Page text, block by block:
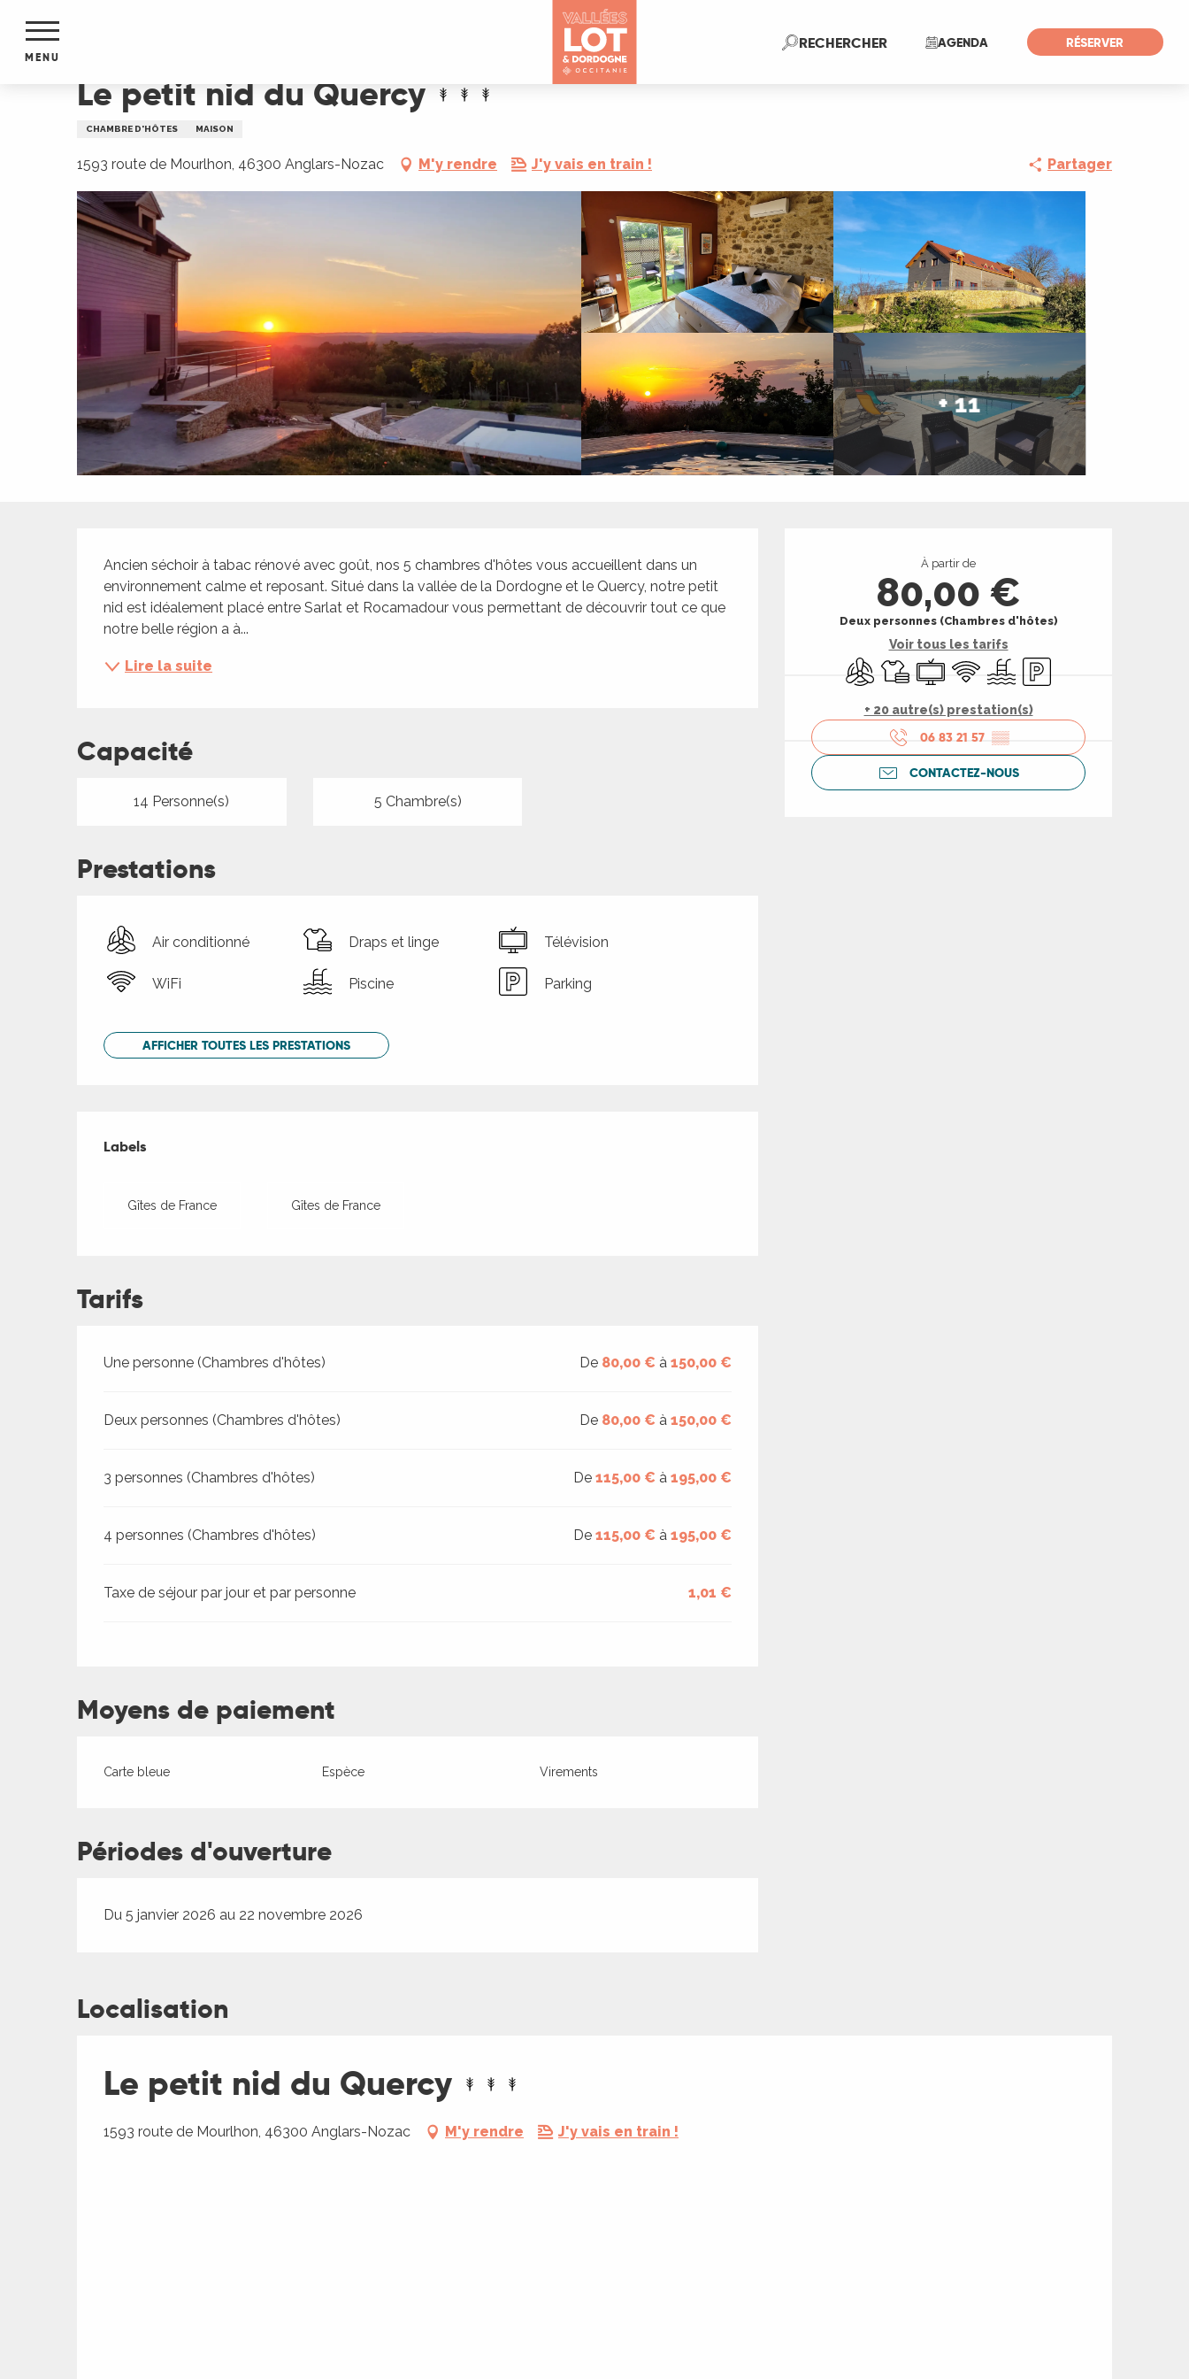
contenu
AGENDA RÉSERVER
RECHERCHERRecherche
MENU
Le petit nid du Quercy
CHAMBRE D'HÔTES MAISON
1593 route de Mourlhon, 46300 Anglars-Nozac M'y rendre J'y vais en train ! Partager
+ 11
Ouverture et
À partir de
80,00 €
Deux personnes (Chambres d'hôtes)
Voir tous les tarifs
Air conditionné
Draps et linge
Télévision
WiFi PiscineParking
+ 20 autre(s) prestation(s)
06 83 21 57 ▒▒
CONTACTEZ-NOUS
Description
Ancien séchoir à tabac rénové avec goût, nos 5 chambres d'hôtes vous accueillent dans un
environnement calme et reposant. Situé dans la vallée de la Dordogne et le Quercy, notre petit
nid est idéalement placé entre Sarlat et Rocamadour vous permettant de découvrir tout ce que
notre belle région a à...
Lire la suite
Capacité
14 Personne(s) 5 Chambre(s)
Prestations
Air conditionné Draps et linge Télévision
WiFi Piscine Parking
AFFICHER TOUTES LES PRESTATIONS
Offres de prestations
Labels
Labels
Gîtes de France Gîtes de France
Tarifs
Tarifs 2026
Une personne (Chambres d'hôtes) De 80,00 € à150,00 €
Deux personnes (Chambres d'hôtes) De 80,00 € à150,00 €
3 personnes (Chambres d'hôtes) De115,00 € à195,00 €
4 personnes (Chambres d'hôtes) De115,00 € à195,00 €
Taxe de séjour par jour et par personne 1,01 €
Moyens de paiement
Carte bleue Espèce Virements
Périodes d'ouverture
Du 5 janvier 2026 au 22 novembre 2026
Localisation
Le petit nid du Quercy
1593 route de Mourlhon, 46300 Anglars-Nozac M'y rendre J'y vais en train !